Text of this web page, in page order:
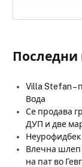
Последни
Villa Stefan –
Вода
Се продава
ДУП и две
Неурофидбек
Влечна шлеп
на пат во